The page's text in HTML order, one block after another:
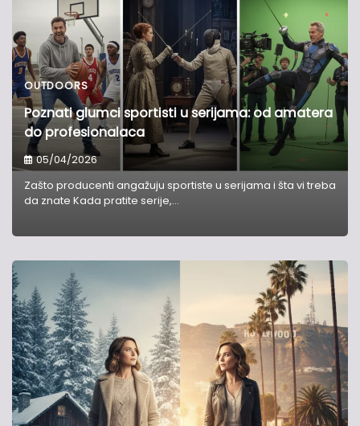
OUTDOORS
Poznati glumci sportisti u serijama: od amatera
do profesionalaca
05/04/2026
Zašto producenti angažuju sportiste u serijama i šta vi treba
da znate Kada pratite serije,…